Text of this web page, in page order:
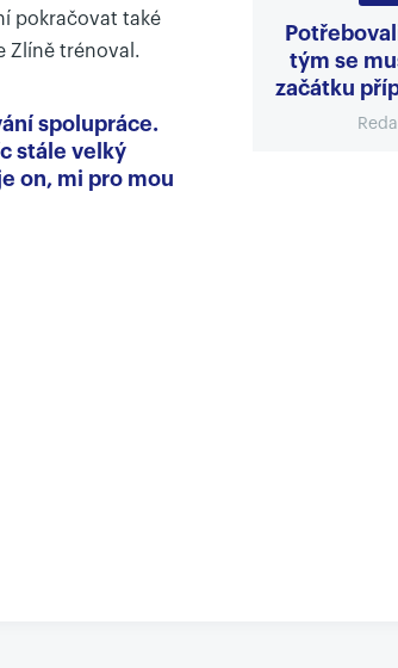
pokračovat také
Zlíně trénoval.
spolupráce.
stále velký
on, mi pro mou
tým se
začátku